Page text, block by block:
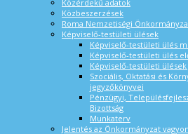
Közérdekű adatok
Közbeszerzések
Roma Nemzetiségi
Képviselő-testületi ülések
Képviselő-testületi ülés
Képviselő-testületi ülés
Képviselő-testületi
Szociális, Oktatási és
jegyzőkönyvei
Pénzügyi,
Bizottság
Munkaterv
Jelentés az Önkormányzat